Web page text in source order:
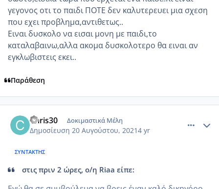
γεγονος οτι το παιδι ΠΟΤΕ δεν καλυτερευει μια σχεση
που εχει προβλημα,αντιθετως..
Ειναι δυσκολο να εισαι μονη με παιδι,το
καταλαβαινω,αλλα ακομα δυσκολοτερο θα ειναι αν
εγκλωβιστεις εκει..
Παράθεση
Chris30 Δοκιμαστικά Μέλη
Δημοσίευση 20 Αυγούστου, 20214 yr
ΣΥΝΤΆΚΤΗΣ
στις πριν 2 ώρες, ο/η Riaa είπε: